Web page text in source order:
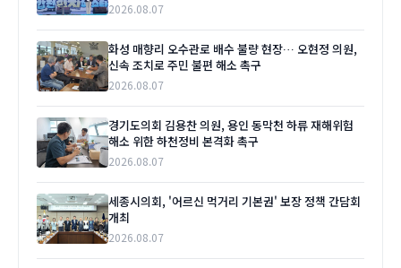
2026.08.07
화성 매향리 오수관로 배수 불량 현장… 오현정 의원,
신속 조치로 주민 불편 해소 촉구
2026.08.07
경기도의회 김용찬 의원, 용인 동막천 하류 재해위험
해소 위한 하천정비 본격화 촉구
2026.08.07
세종시의회, '어르신 먹거리 기본권' 보장 정책 간담회
개최
2026.08.07